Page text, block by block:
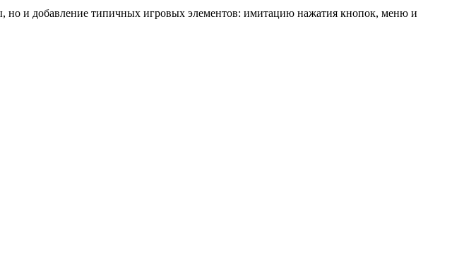
но и добавление типичных игровых элементов: имитацию нажатия кнопок, меню и